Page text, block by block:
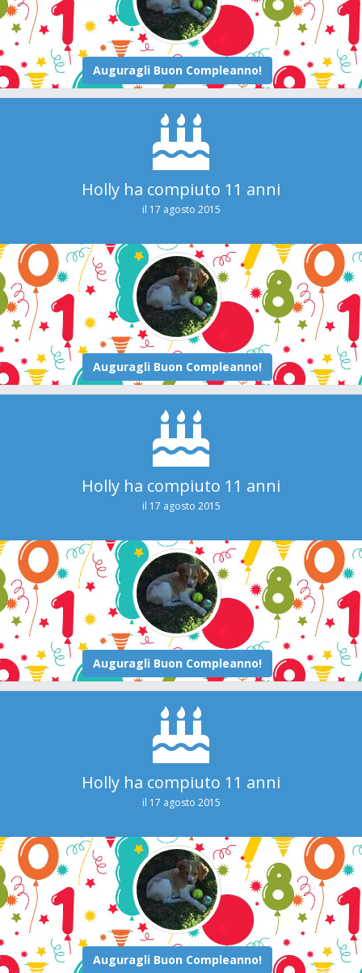
Holly ha compiuto 11 anni
il 17 agosto 2015
Holly ha compiuto 11 anni
il 17 agosto 2015
Holly ha compiuto 11 anni
il 17 agosto 2015